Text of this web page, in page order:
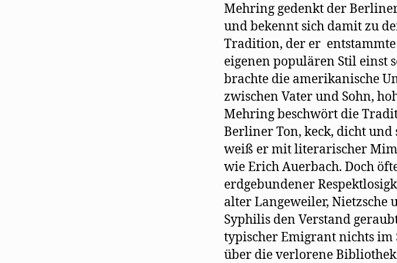
Mehring gedenkt der
und bekennt sich damit zu
Tradition, der er
eigenen populären Stil einst
brachte die amerikanische
zwischen Vater und Sohn,
Mehring beschwört die
Berliner Ton, keck, dicht
weiß er mit literarischer
wie Erich Auerbach. Doch
erdgebundener
alter Langeweiler, Nietzsche
Syphilis den Verstand
typischer Emigrant nichts im
über die verlorene